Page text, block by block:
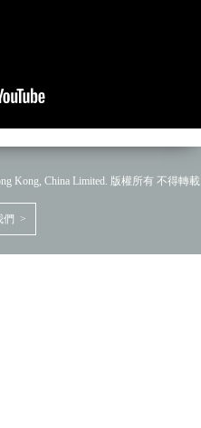
Kong, China Limited. 版權所有 不得轉載
們 >